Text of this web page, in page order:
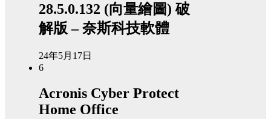
28.5.0.132 (向量繪圖) 破
解版 – 奈斯科技軟體
24年5月17日
6
Acronis Cyber Protect
Home Office